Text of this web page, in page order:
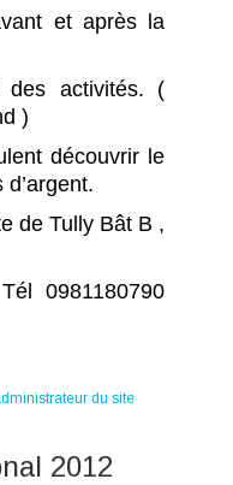
et après la
des activités. (
)
découvrir le
de Tully Bât B ,
0981180790
du site
2012